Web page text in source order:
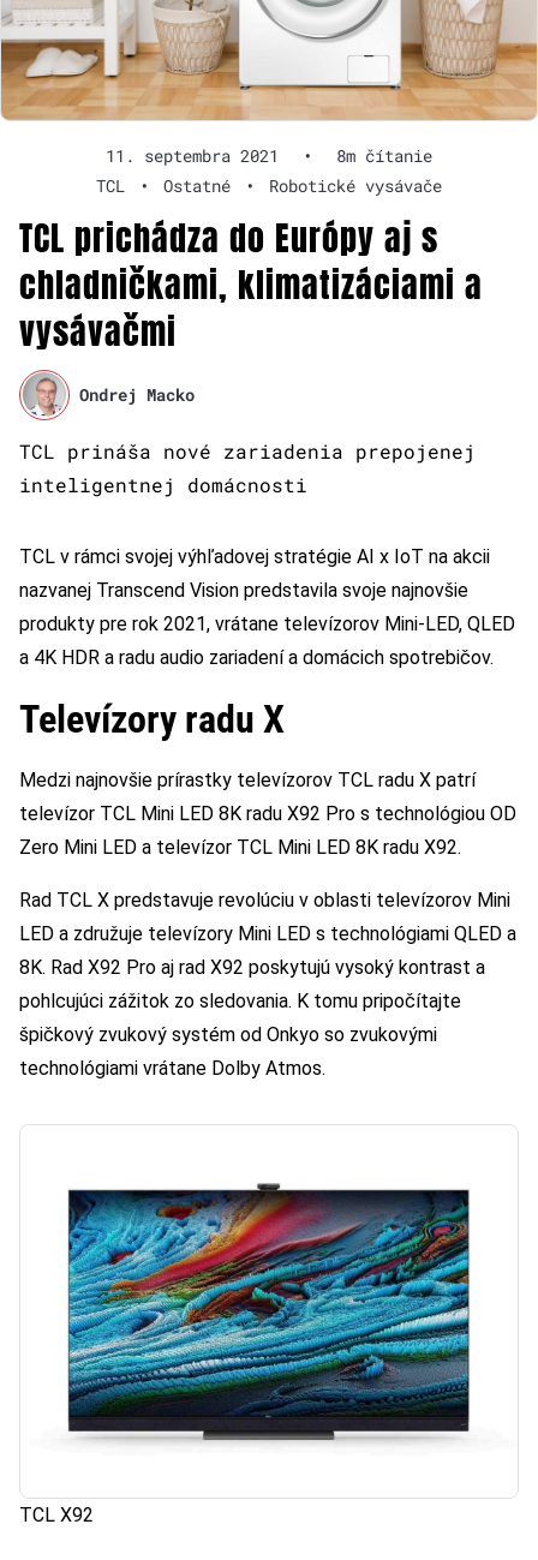
11. septembra 2021 •
8m čítanie
TCL
• Ostatné • Robotické vysávače
TCL prichádza do Európy aj s
chladničkami, klimatizáciami a
vysávačmi
Ondrej Macko
TCL prináša nové zariadenia prepojenej
inteligentnej domácnosti
TCL v rámci svojej výhľadovej stratégie AI x IoT na akcii
nazvanej Transcend Vision predstavila svoje najnovšie
produkty pre rok 2021, vrátane televízorov Mini-LED, QLED
a 4K HDR a radu audio zariadení a domácich spotrebičov.
Televízory radu X
Medzi najnovšie prírastky televízorov TCL radu X patrí
televízor TCL Mini LED 8K radu X92 Pro s technológiou OD
Zero Mini LED a televízor TCL Mini LED 8K radu X92.
Rad TCL X predstavuje revolúciu v oblasti televízorov Mini
LED a združuje televízory Mini LED s technológiami QLED a
8K. Rad X92 Pro aj rad X92 poskytujú vysoký kontrast a
pohlcujúci zážitok zo sledovania. K tomu pripočítajte
špičkový zvukový systém od Onkyo so zvukovými
technológiami vrátane Dolby Atmos.
TCL X92